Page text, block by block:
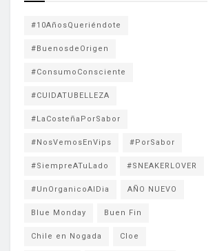
#10AñosQueriéndote
#BuenosdeOrigen
#ConsumoConsciente
#CUIDATUBELLEZA
#LaCosteñaPorSabor
#NosVemosEnVips #PorSabor
#SiempreATuLado #SNEAKERLOVER
#UnOrganicoAlDia AÑO NUEVO
Blue Monday Buen Fin
Chile en Nogada Cloe